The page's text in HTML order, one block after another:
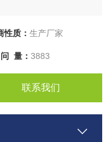
性质： 生产厂家
量： 3883
联系我们